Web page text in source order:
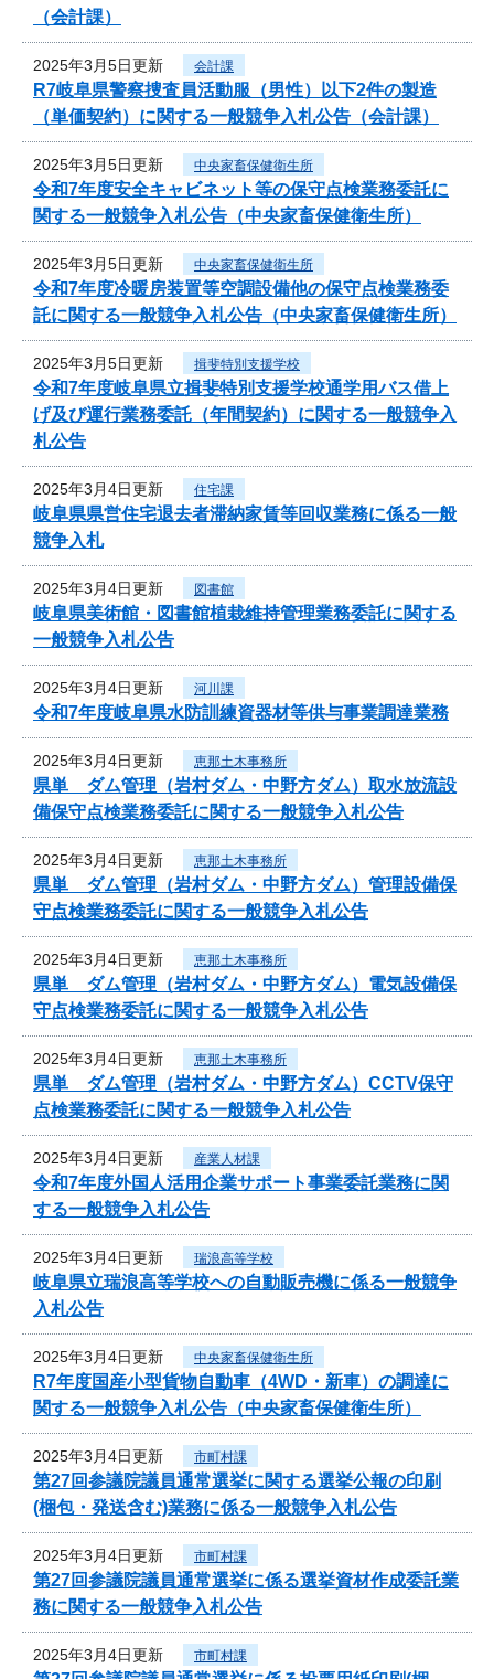
（会計課）
2025年3月5日更新 会計課
R7岐阜県警察捜査員活動服（男性）以下2件の製造
（単価契約）に関する一般競争入札公告（会計課）
2025年3月5日更新 中央家畜保健衛生所
令和7年度安全キャビネット等の保守点検業務委託に
関する一般競争入札公告（中央家畜保健衛生所）
2025年3月5日更新 中央家畜保健衛生所
令和7年度冷暖房装置等空調設備他の保守点検業務委
託に関する一般競争入札公告（中央家畜保健衛生所）
2025年3月5日更新 揖斐特別支援学校
令和7年度岐阜県立揖斐特別支援学校通学用バス借上
げ及び運行業務委託（年間契約）に関する一般競争入
札公告
2025年3月4日更新 住宅課
岐阜県県営住宅退去者滞納家賃等回収業務に係る一般
競争入札
2025年3月4日更新 図書館
岐阜県美術館・図書館植栽維持管理業務委託に関する
一般競争入札公告
2025年3月4日更新 河川課
令和7年度岐阜県水防訓練資器材等供与事業調達業務
2025年3月4日更新 恵那土木事務所
県単 ダム管理（岩村ダム・中野方ダム）取水放流設
備保守点検業務委託に関する一般競争入札公告
2025年3月4日更新 恵那土木事務所
県単 ダム管理（岩村ダム・中野方ダム）管理設備保
守点検業務委託に関する一般競争入札公告
2025年3月4日更新 恵那土木事務所
県単 ダム管理（岩村ダム・中野方ダム）電気設備保
守点検業務委託に関する一般競争入札公告
2025年3月4日更新 恵那土木事務所
県単 ダム管理（岩村ダム・中野方ダム）CCTV保守
点検業務委託に関する一般競争入札公告
2025年3月4日更新 産業人材課
令和7年度外国人活用企業サポート事業委託業務に関
する一般競争入札公告
2025年3月4日更新 瑞浪高等学校
岐阜県立瑞浪高等学校への自動販売機に係る一般競争
入札公告
2025年3月4日更新 中央家畜保健衛生所
R7年度国産小型貨物自動車（4WD・新車）の調達に
関する一般競争入札公告（中央家畜保健衛生所）
2025年3月4日更新 市町村課
第27回参議院議員通常選挙に関する選挙公報の印刷
(梱包・発送含む)業務に係る一般競争入札公告
2025年3月4日更新 市町村課
第27回参議院議員通常選挙に係る選挙資材作成委託業
務に関する一般競争入札公告
2025年3月4日更新 市町村課